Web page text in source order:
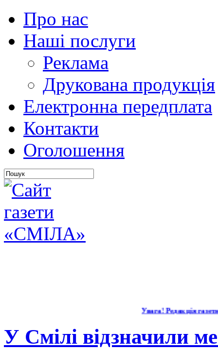
Про нас
Наші послуги
Реклама
Друкована продукція
Електронна передплата
Контакти
Оголошення
Увага! Редакція газети
У Смілі відзначили